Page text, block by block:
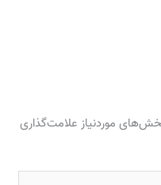
موردنیاز علامت‌گذاری